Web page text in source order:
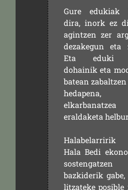
Gure edukiak
dira, inork ez
agintzen zer
dezakegun eta
Eta eduki
dohainik eta
batean
hedapena,
eraldaketa
Halabelarririk
Hala Bedi
sostengatzen
bazkiderik
litzateke posible